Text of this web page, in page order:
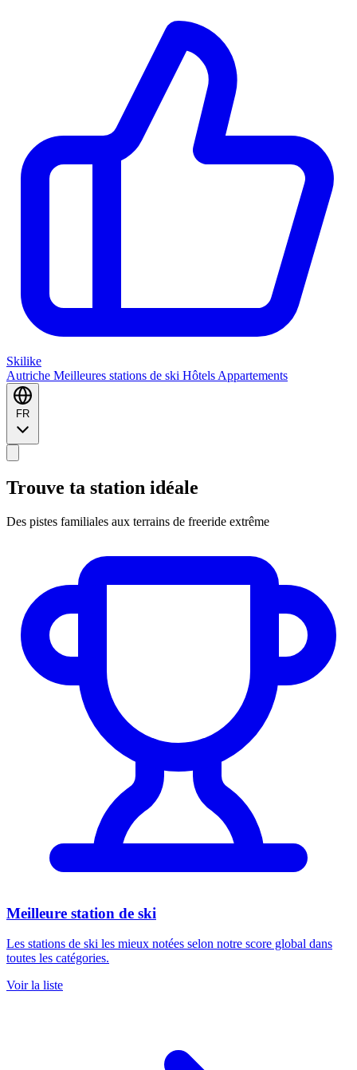
Skilike
Autriche Meilleures stations de ski Hôtels Appartements
FR
Trouve ta station idéale
Des pistes familiales aux terrains de freeride extrême
Meilleure station de ski
Les stations de ski les mieux notées selon notre score global dans
toutes les catégories.
Voir la liste